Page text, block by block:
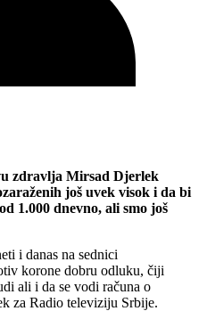
zdravlja Mirsad Djerlek
još uvek visok i da bi
1.000 dnevno, ali smo još
i danas na sednici
korone dobru odluku, čiji
ali i da se vodi računa o
za Radio televiziju Srbije.